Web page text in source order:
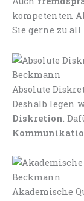
kompetenten
Sie gerne zu all
Absolute
Deshalb legen
Diskretion.
Akademische